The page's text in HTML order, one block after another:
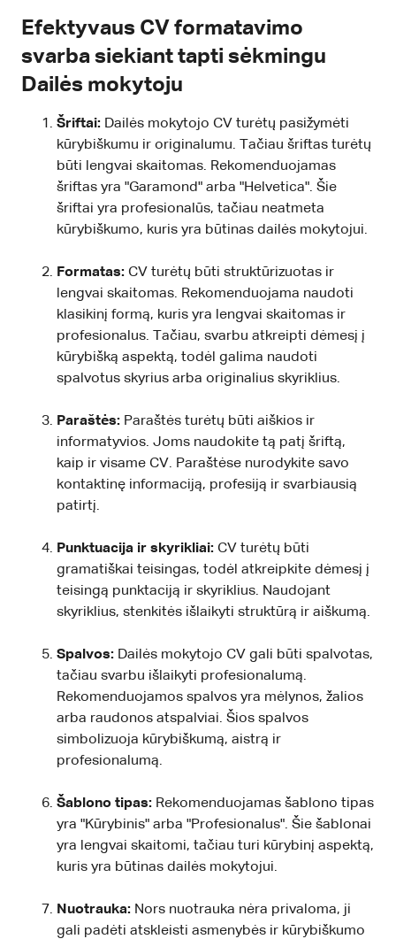
Efektyvaus CV formatavimo
svarba siekiant tapti sėkmingu
Dailės mokytoju
Šriftai: Dailės mokytojo CV turėtų pasižymėti
kūrybiškumu ir originalumu. Tačiau šriftas turėtų
būti lengvai skaitomas. Rekomenduojamas
šriftas yra "Garamond" arba "Helvetica". Šie
šriftai yra profesionalūs, tačiau neatmeta
kūrybiškumo, kuris yra būtinas dailės mokytojui.
Formatas: CV turėtų būti struktūrizuotas ir
lengvai skaitomas. Rekomenduojama naudoti
klasikinį formą, kuris yra lengvai skaitomas ir
profesionalus. Tačiau, svarbu atkreipti dėmesį į
kūrybišką aspektą, todėl galima naudoti
spalvotus skyrius arba originalius skyriklius.
Paraštės: Paraštės turėtų būti aiškios ir
informatyvios. Joms naudokite tą patį šriftą,
kaip ir visame CV. Paraštėse nurodykite savo
kontaktinę informaciją, profesiją ir svarbiausią
patirtį.
Punktuacija ir skyrikliai: CV turėtų būti
gramatiškai teisingas, todėl atkreipkite dėmesį į
teisingą punktaciją ir skyriklius. Naudojant
skyriklius, stenkitės išlaikyti struktūrą ir aiškumą.
Spalvos: Dailės mokytojo CV gali būti spalvotas,
tačiau svarbu išlaikyti profesionalumą.
Rekomenduojamos spalvos yra mėlynos, žalios
arba raudonos atspalviai. Šios spalvos
simbolizuoja kūrybiškumą, aistrą ir
profesionalumą.
Šablono tipas: Rekomenduojamas šablono tipas
yra "Kūrybinis" arba "Profesionalus". Šie šablonai
yra lengvai skaitomi, tačiau turi kūrybinį aspektą,
kuris yra būtinas dailės mokytojui.
Nuotrauka: Nors nuotrauka nėra privaloma, ji
gali padėti atskleisti asmenybės ir kūrybiškumo